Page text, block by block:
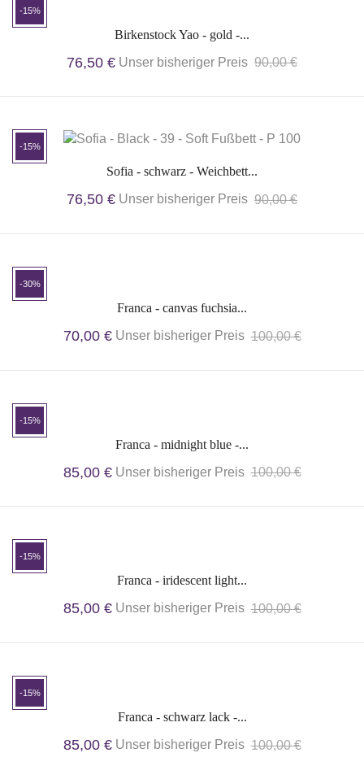
-15%
Birkenstock Yao - gold -...
76,50 € Unser bisheriger Preis 90,00 €
-15%
Sofia - schwarz - Weichbett...
76,50 € Unser bisheriger Preis 90,00 €
-30%
Franca - canvas fuchsia...
70,00 € Unser bisheriger Preis 100,00 €
-15%
Franca - midnight blue -...
85,00 € Unser bisheriger Preis 100,00 €
-15%
Franca - iridescent light...
85,00 € Unser bisheriger Preis 100,00 €
-15%
Franca - schwarz lack -...
85,00 € Unser bisheriger Preis 100,00 €